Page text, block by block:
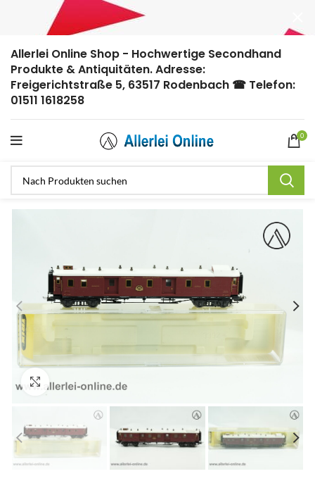
Allerlei Online Shop - Hochwertige Secondhand
Produkte & Antiquitäten. Adresse:
Freigerichtstraße 5, 63517 Rodenbach ☎ Telefon:
01511 1618258
0
Zum Vergrößern anklicken